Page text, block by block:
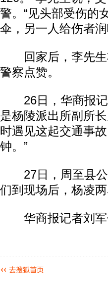
警。“见头部受伤的
伞，另一人给伤者
回家后，李先生
警察点赞。
26日，华商报记
是杨陵派出所副所
时遇见这起交通事
钟。”
27日，周至县公
们到现场后，杨凌
华商报记者刘军